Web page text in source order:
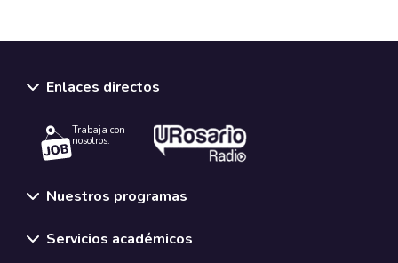
Enlaces directos
Trabaja con
nosotros.
Nuestros programas
Servicios académicos